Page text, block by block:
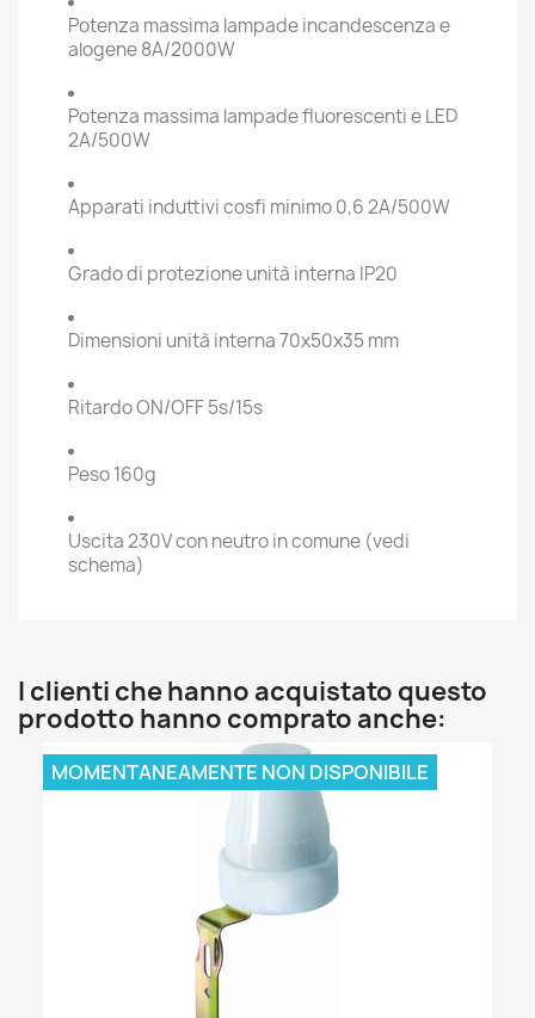
Potenza massima lampade incandescenza e
alogene 8A/2000W
Potenza massima lampade fluorescenti e LED
2A/500W
Apparati induttivi cosfi minimo 0,6 2A/500W
Grado di protezione unità interna IP20
Dimensioni unità interna 70x50x35 mm
Ritardo ON/OFF 5s/15s
Peso 160g
Uscita 230V con neutro in comune (vedi
schema)
I clienti che hanno acquistato questo
prodotto hanno comprato anche:
MOMENTANEAMENTE NON DISPONIBILE